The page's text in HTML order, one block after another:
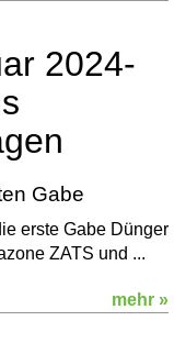
2024-
Gabe
erste Gabe Dünger
ZATS und ...
mehr »